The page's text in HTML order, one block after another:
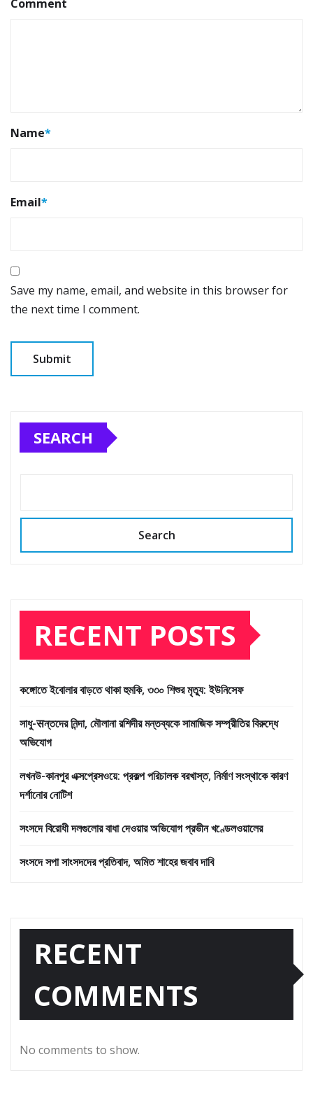
Comment
Name*
Email*
Save my name, email, and website in this browser for
the next time I comment.
SEARCH
Search
RECENT POSTS
কঙ্গোতে ইবোলার বাড়তে থাকা হুমকি, ৩৩০ শিশুর মৃত্যু: ইউনিসেফ
সাধু-सন্তদের নিন্দা, মৌলানা রশিদীর মন্তব্যকে সামাজিক সম্প্রীতির বিরুদ্ধে
অভিযোগ
লখনউ-কানপুর এক্সপ্রেসওয়ে: প্রকল্প পরিচালক বরখাস্ত, নির্মাণ সংস্থাকে কারণ
দর্শানোর নোটিশ
সংসদে বিরোধী দলগুলোর বাধা দেওয়ার অভিযোগ প্রভীন খণ্ডেলওয়ালের
সংসদে সপা সাংসদদের প্রতিবাদ, অমিত শাহের জবাব দাবি
RECENT
COMMENTS
No comments to show.